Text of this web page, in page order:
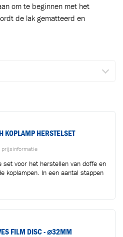
om te beginnen met het
de lak gematteerd en
KOPLAMP HERSTELSET
prijsinformatie
set voor het herstellen van doffe en
koplampen. In een aantal stappen
FILM DISC - ⌀32MM